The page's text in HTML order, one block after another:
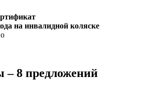
на инвалидной коляске
– 8 предложений